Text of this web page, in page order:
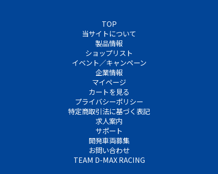
TOP
当サイトについて
製品情報
ショップリスト
イベント／キャンペーン
企業情報
マイページ
カートを見る
プライバシーポリシー
特定商取引法に基づく表記
求人案内
サポート
開発車両募集
お問い合わせ
TEAM D-MAX RACING